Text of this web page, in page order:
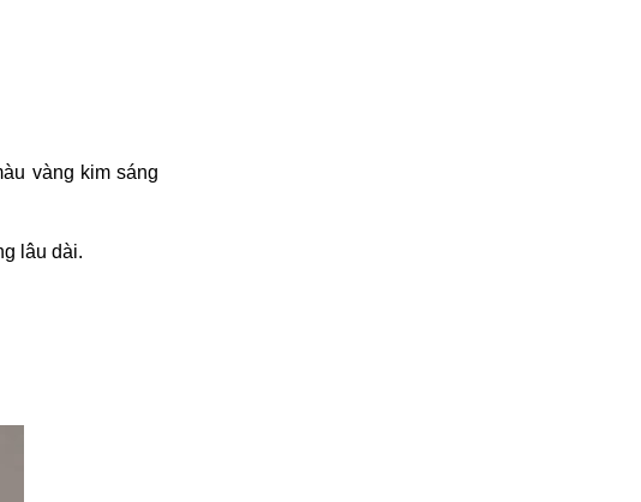
vàng kimsáng
lâu dài.